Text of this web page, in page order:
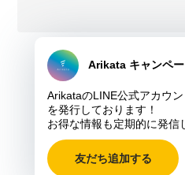
プライバシーポリシー 特